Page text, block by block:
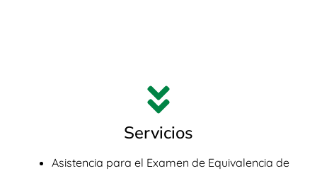
Servicios
Asistencia para el Examen de Equivalencia de